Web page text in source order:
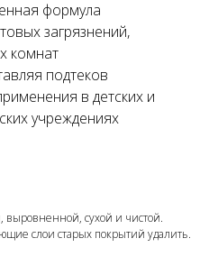
формула
загрязнений,
комнат
подтеков
в детских и
учреждениях
выровненной, сухой и чистой.
слои старых покрытий удалить.